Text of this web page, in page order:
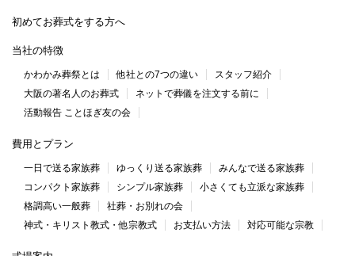
初めてお葬式をする方へ
当社の特徴
かわかみ葬祭とは 他社との7つの違い
スタッフ紹介
大阪の著名人のお葬式
ネットで葬儀を注文する前に
活動報告 ことほぎ友の会
費用とプラン
一日で送る家族葬 ゆっくり送る家族葬
みんなで送る家族葬
コンパクト家族葬
シンプル家族葬
小さくても立派な家族葬
格調高い一般葬
社葬・お別れの会
神式・キリスト教式・他宗教式
お支払い方法 対応可能な宗教